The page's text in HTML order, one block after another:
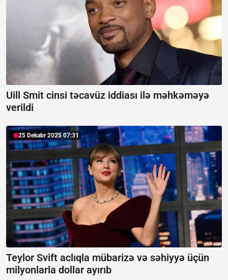
Uill Smit cinsi təcavüz iddiası ilə məhkəməyə
verildi
25 Dekabr 2025 07:31
Teylor Svift aclıqla mübarizə və səhiyyə üçün
milyonlarla dollar ayırıb